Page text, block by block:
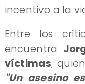
incentivo a la
​Entre los
encuentra
víctimas,
"Un asesino